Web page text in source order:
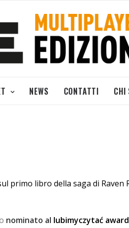
NEWS CONTATTI CHI
primo libro della saga di Raven
nominato al lubimyczytać award